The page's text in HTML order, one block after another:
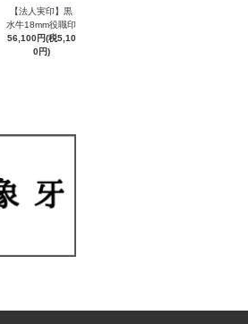
【法人実印】黒
水牛18mm役職印
56,100円(税5,10
0円)